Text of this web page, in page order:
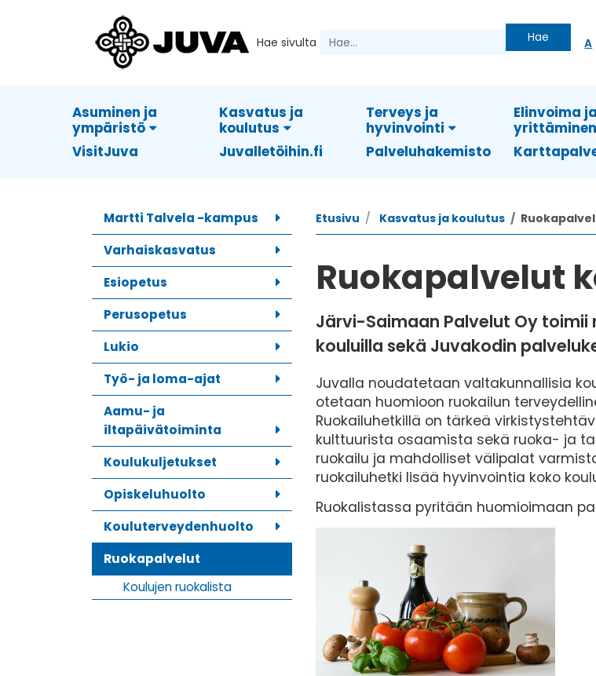
Hae sivulta Hae A
Asuminen ja
ympäristö
Kasvatus ja
koulutus
Terveys ja
hyvinvointi
Elinvoima ja
yrittäminen
VisitJuva
Juvalletöihin.fi Palveluhakemisto
Martti Talvela -kampus
Varhaiskasvatus
Esiopetus
Perusopetus
Lukio
Työ- ja loma-ajat
Aamu- ja
iltapäivätoiminta
Koulukuljetukset
Opiskeluhuolto
Kouluterveydenhuolto
Ruokapalvelut
Koulujen ruokalista
Etusivu Kasvatus ja koulutus
Ruokapalvelut
Järvi-Saimaan Palvelut Oy
kouluilla sekä Juvakodin
Juvalla noudatetaan valtakunnallisia
otetaan huomioon ruokailun
Ruokailuhetkillä on tärkeä
kulttuurista osaamista sekä ruoka- ja
ruokailu ja mahdolliset välipalat
ruokailuhetki lisää hyvinvointia koko
Ruokalistassa pyritään huomioimaan